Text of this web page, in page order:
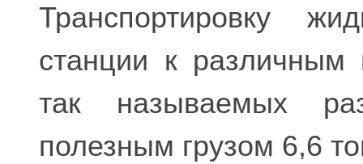
Транспортировку
станции к различным
так называемых
полезным грузом 6,6